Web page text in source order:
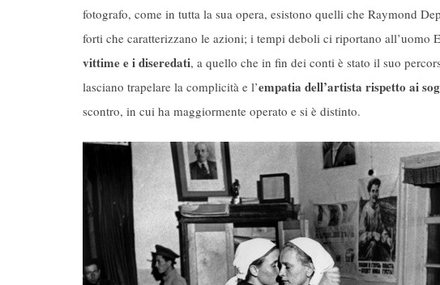
fotografo, come in tutta la sua opera, esistono quelli che Raymond
forti che caratterizzano le azioni; i tempi deboli ci riportano all’uomo
vittime e i diseredati, a quello che in fin dei conti è stato il suo
lasciano trapelare la complicità e l’empatia dell’artista rispetto ai
scontro, in cui ha maggiormente operato e si è distinto.